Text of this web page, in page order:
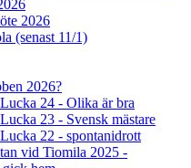
2026
(senast 11/1)
2026?
24 - Olika är bra
23 - Svensk mästare
22 - spontanidrott
vid Tiomila 2025 -